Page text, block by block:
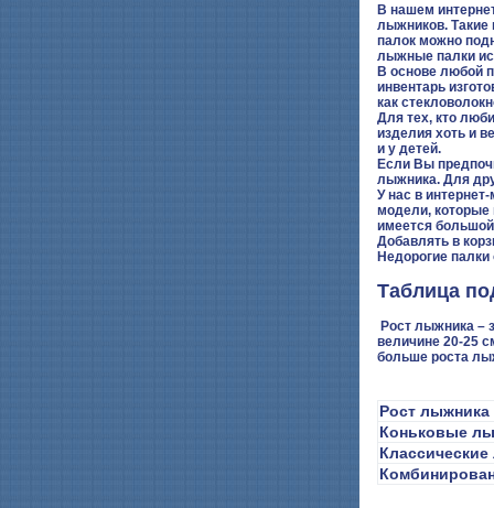
В нашем
лыжников. Такие
палок можно
лыжные палки
В основе любой
инвентарь
как
Для тех, кто
изделия хоть и
и у детей.
Если Вы
лыжника. Для
У нас в
модели, которые
имеется
Добавлять в
Недорогие палки
Таблица
Рост лыжника –
величине 20-25
больше роста
Рост лыжника
Коньковые